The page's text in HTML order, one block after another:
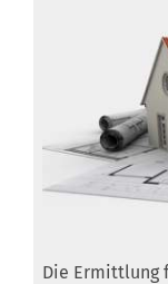
Die Ermittlung